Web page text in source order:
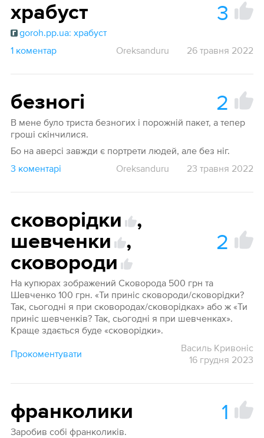
храбуст 3
goroh.pp.ua: храбуст
1 коментар
Oreksanduru 26 травня 2022
безногі 2
В мене було триста безногих і порожній пакет, а тепер
гроші скінчилися.
Бо на аверсі завжди є портрети людей, але без ніг.
3 коментарі
Oreksanduru 23 травня 2022
сковорідки
,
шевченки
,
сковороди
2
На купюрах зображений Сковорода 500 грн та
Шевченко 100 грн. «Ти приніс сковороди/сковорідки?
Так, сьогодні я при сковородах/сковорідках» або ж «Ти
приніс шевченків? Так, сьогодні я при шевченках».
Краще здається буде «сковорідки».
Прокоментувати
Василь Кривоніс
16 грудня 2023
франколики 1
Заробив собі франколиків.